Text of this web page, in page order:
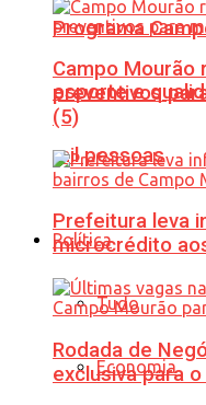
Programa
esporte e
mil pessoas
Política
Tudo
Economia
Campo Mourão
preventivos
(5)
Prefeitura leva
microcrédito
Rodada de
exclusiva para